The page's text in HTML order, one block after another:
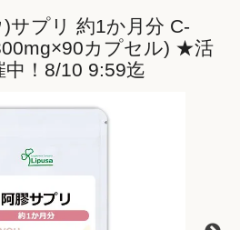
サプリ 約1か月分 C-
カプセル) ★活
中！8/10 9:59迄